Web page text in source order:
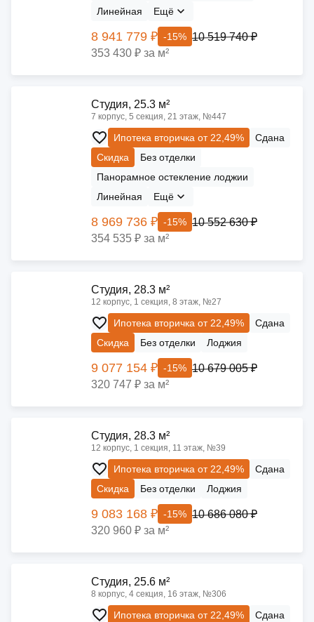
Линейная
Ещё
8 941 779 ₽ -15% 10 519 740 ₽
353 430 ₽ за м²
Cтудия, 25.3 м²
7 корпус, 5 секция, 21 этаж, №447
Ипотека вторичка от 22,49%
Сдана
Скидка
Без отделки
Панорамное остекление лоджии
Линейная
Ещё
8 969 736 ₽ -15% 10 552 630 ₽
354 535 ₽ за м²
Cтудия, 28.3 м²
12 корпус, 1 секция, 8 этаж, №27
Ипотека вторичка от 22,49%
Сдана
Скидка
Без отделки Лоджия
9 077 154 ₽ -15% 10 679 005 ₽
320 747 ₽ за м²
Cтудия, 28.3 м²
12 корпус, 1 секция, 11 этаж, №39
Ипотека вторичка от 22,49%
Сдана
Скидка
Без отделки Лоджия
9 083 168 ₽ -15% 10 686 080 ₽
320 960 ₽ за м²
Cтудия, 25.6 м²
8 корпус, 4 секция, 16 этаж, №306
Ипотека вторичка от 22,49% Сдана